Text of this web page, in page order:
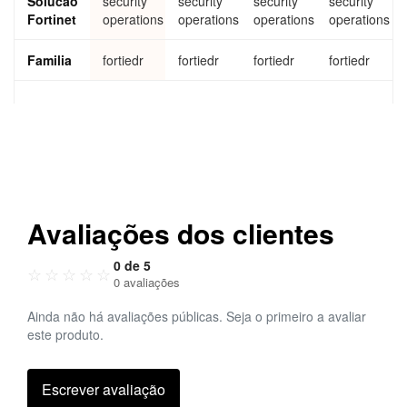
Disco
ver,
ct &
n and
FortiC
are
Premi
um
2,000
ge
ge
Fortinet
operations
operations
operations
operations
Familia fortiedr fortiedr fortiedr fortiedr
Avaliações dos clientes
☆ ☆ ☆ ☆ ☆ 0 de 5
0 avaliações
Ainda não há avaliações públicas. Seja o primeiro a avaliar
este produto.
Escrever avaliação